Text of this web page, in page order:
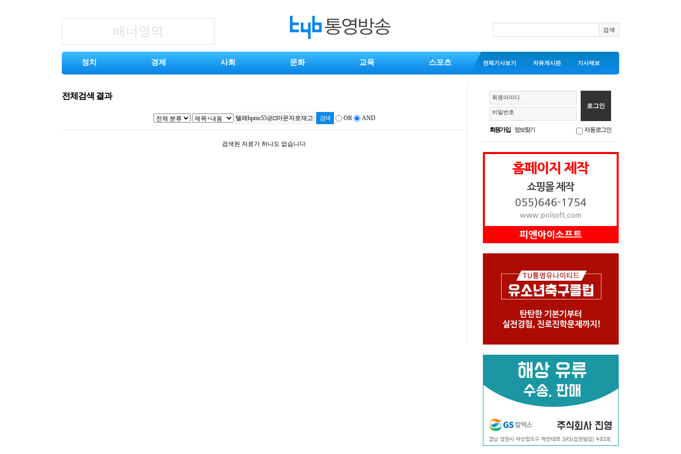
배너영역
정치 경제 사회 문화 교육 스포츠 전체기사보기 자유게시판 기사제보
회원아이디
비밀번호
회원가입 정보찾기 자동로그인
전체검색 결과
OR AND
검색된 자료가 하나도 없습니다.